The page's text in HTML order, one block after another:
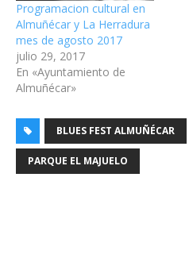
Programacion cultural en
Almuñécar y La Herradura
mes de agosto 2017
julio 29, 2017
En «Ayuntamiento de
Almuñécar»
BLUES FEST ALMUÑÉCAR
PARQUE EL MAJUELO